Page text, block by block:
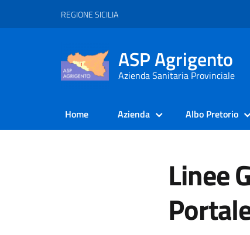
REGIONE SICILIA
ASP Agrigento
Azienda Sanitaria Provinciale
Home Azienda Albo Pretorio
Linee